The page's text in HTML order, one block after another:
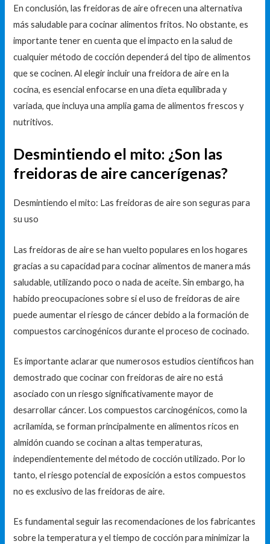
En conclusión, las freidoras de aire ofrecen una alternativa
más saludable para cocinar alimentos fritos. No obstante, es
importante tener en cuenta que el impacto en la salud de
cualquier método de cocción dependerá del tipo de alimentos
que se cocinen. Al elegir incluir una freidora de aire en la
cocina, es esencial enfocarse en una dieta equilibrada y
variada, que incluya una amplia gama de alimentos frescos y
nutritivos.
Desmintiendo el mito: ¿Son las
freidoras de aire cancerígenas?
Desmintiendo el mito: Las freidoras de aire son seguras para
su uso
Las freidoras de aire se han vuelto populares en los hogares
gracias a su capacidad para cocinar alimentos de manera más
saludable, utilizando poco o nada de aceite. Sin embargo, ha
habido preocupaciones sobre si el uso de freidoras de aire
puede aumentar el riesgo de cáncer debido a la formación de
compuestos carcinogénicos durante el proceso de cocinado.
Es importante aclarar que numerosos estudios científicos han
demostrado que cocinar con freidoras de aire no está
asociado con un riesgo significativamente mayor de
desarrollar cáncer. Los compuestos carcinogénicos, como la
acrilamida, se forman principalmente en alimentos ricos en
almidón cuando se cocinan a altas temperaturas,
independientemente del método de cocción utilizado. Por lo
tanto, el riesgo potencial de exposición a estos compuestos
no es exclusivo de las freidoras de aire.
Es fundamental seguir las recomendaciones de los fabricantes
sobre la temperatura y el tiempo de cocción para minimizar la